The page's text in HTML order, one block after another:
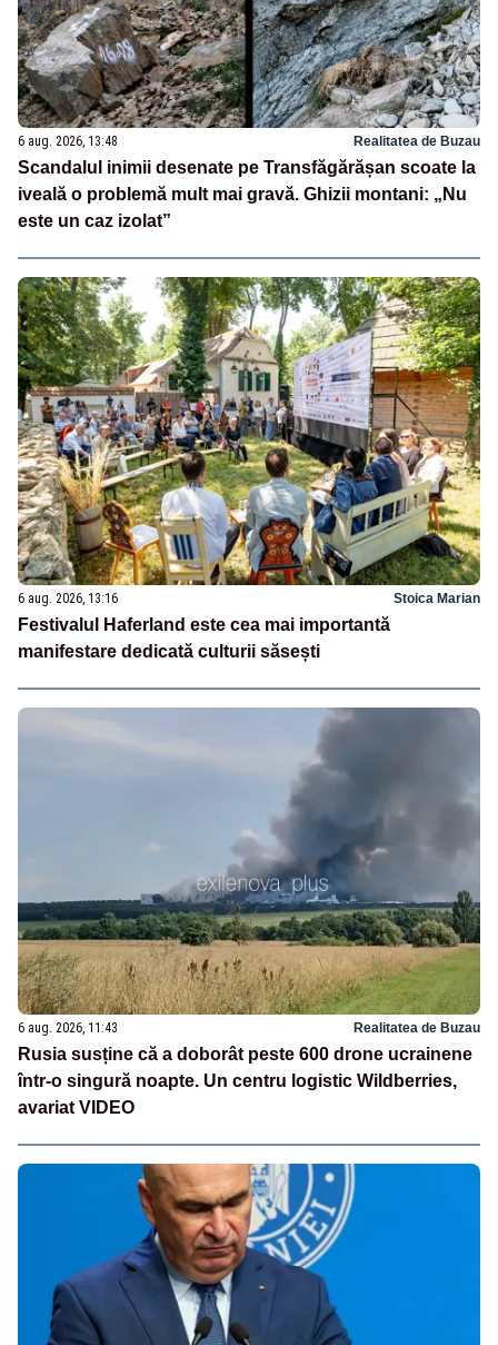
6 aug. 2026, 13:48 Realitatea de Buzau
Scandalul inimii desenate pe Transfăgărășan scoate la
iveală o problemă mult mai gravă. Ghizii montani: „Nu
este un caz izolat”
6 aug. 2026, 13:16 Stoica Marian
Festivalul Haferland este cea mai importantă
manifestare dedicată culturii săsești
6 aug. 2026, 11:43 Realitatea de Buzau
Rusia susține că a doborât peste 600 drone ucrainene
într-o singură noapte. Un centru logistic Wildberries,
avariat VIDEO